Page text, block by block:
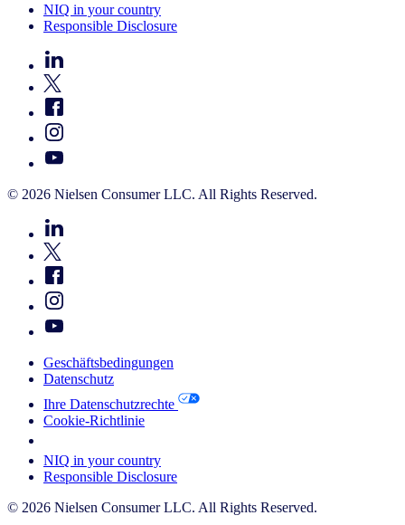
NIQ in your country
Responsible Disclosure
© 2026 Nielsen Consumer LLC. All Rights Reserved.
Geschäftsbedingungen
Datenschutz
Ihre Datenschutzrechte
Cookie-Richtlinie
NIQ in your country
Responsible Disclosure
© 2026 Nielsen Consumer LLC. All Rights Reserved.